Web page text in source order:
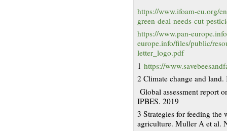
https://www.ifoam-eu.org/
green-deal-needs-cut-
https://www.pan-
europe.info/files/public/
letter_logo.pdf
1 https://
2 Climate change and
Global assessment report
IPBES. 2019
3 Strategies for feeding the
agriculture. Muller A et al.